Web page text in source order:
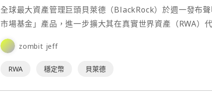
全球最大資產管理巨頭貝萊德（BlackRock）於週一發布
市場基金」產品，進一步擴大其在真實世界資產（RWA）
zombit jeff
RWA 穩定幣 貝萊德